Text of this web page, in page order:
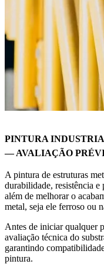
PINTURA
— AVALIAÇÃO
A pintura de estruturas
durabilidade, resistência e
além de melhorar o
metal, seja ele ferroso ou
Antes de iniciar qualquer
avaliação técnica do
garantindo
pintura.